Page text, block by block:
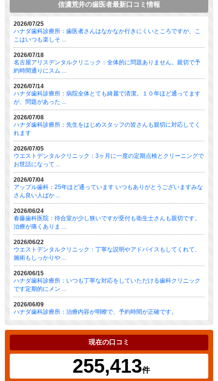
信濃荒井の歯医者最新口コミ情報
2026/07/25
ハナダ歯科診療所：歯医者さんはなかなか行きにくいところですが、こ
こはいつも楽しそ ...
2026/07/18
名古屋アリスデンタルクリニック：全体的に問題ありません。親切で予
約時間通りにスム ...
2026/07/14
ハナダ歯科診療所：病院全体とても綺麗で清潔。１０年ほど通ってます
が、問題があった ...
2026/07/08
ハナダ歯科診療所：先生をはじめスタッフの皆さんも親切に対応してく
れます
2026/07/05
ウエストデンタルクリニック：3ヶ月に一度の定期点検とクリーニングで
お世話になって ...
2026/07/04
アップル歯科：25年ほど通っています いつもありがとうございますみな
さん良い人ばか ...
2026/06/24
春藤歯科医院：待合室が少し狭いですが受付も衛生士さんも親切です。
治療が痛くありま ...
2026/06/22
ウエストデンタルクリニック：丁寧な説明やアドバイスもしてくれて、
施術もしっかりや ...
2026/06/15
ハナダ歯科診療所：いつも丁寧な対応をしていただける歯科クリニック
です定期的にメン ...
2026/06/09
ハナダ歯科診療所：治療内容が明瞭で、予約時間が正確です。
現在の口コミ
255,413件